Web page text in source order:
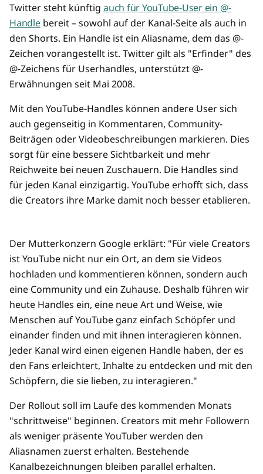
Twitter steht künftig auch für YouTube-User ein @-
Handlebereit – sowohl auf der Kanal-Seite als auch in
den Shorts. Ein Handle ist ein Aliasname, dem das @-
Zeichen vorangestellt ist. Twitter gilt als "Erfinder" des
@-Zeichens für Userhandles, unterstützt @-
Erwähnungen seit Mai 2008.
Mit den YouTube-Handles können andere User sich
auch gegenseitig in Kommentaren, Community-
Beiträgen oder Videobeschreibungen markieren. Dies
sorgt für eine bessere Sichtbarkeit und mehr
Reichweite bei neuen Zuschauern. Die Handles sind
für jeden Kanal einzigartig. YouTube erhofft sich, dass
die Creators ihre Marke damit noch besser etablieren.
Der Mutterkonzern Google erklärt: "Für viele Creators
ist YouTube nicht nur ein Ort, an dem sie Videos
hochladen und kommentieren können, sondern auch
eine Community und ein Zuhause. Deshalb führen wir
heute Handles ein, eine neue Art und Weise, wie
Menschen auf YouTube ganz einfach Schöpfer und
einander finden und mit ihnen interagieren können.
Jeder Kanal wird einen eigenen Handle haben, der es
den Fans erleichtert, Inhalte zu entdecken und mit den
Schöpfern, die sie lieben, zu interagieren."
Der Rollout soll im Laufe des kommenden Monats
"schrittweise" beginnen. Creators mit mehr Followern
als weniger präsente YouTuber werden den
Aliasnamen zuerst erhalten. Bestehende
Kanalbezeichnungen bleiben parallel erhalten.